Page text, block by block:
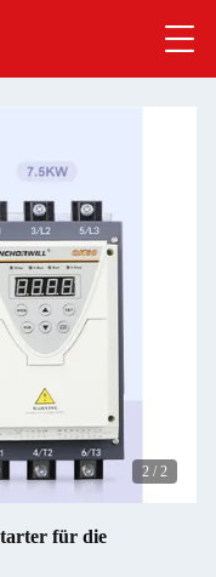
2 / 2
für die